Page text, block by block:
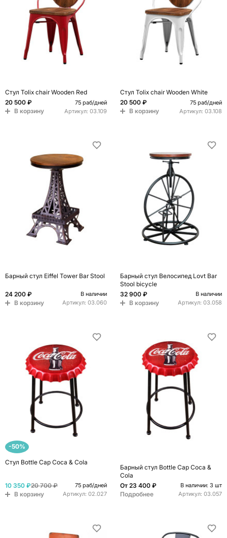
Стул Tolix chair Wooden Red
20 500 ₽
75 раб/дней
В корзину Артикул: 03.109
Стул Tolix chair Wooden White
20 500 ₽
75 раб/дней
В корзину Артикул: 03.108
Барный стул Eiffel Tower Bar Stool
24 200 ₽ В наличии
В корзину Артикул: 03.060
Барный стул Велосипед Lovt Bar
Stool bicycle
32 900 ₽
В наличии
В корзину Артикул: 03.058
-50%
Стул Bottle Cap Coca & Cola
10 350 ₽20 700 ₽ 75 раб/дней
В корзину Артикул: 02.027
Барный стул Bottle Cap Coca &
Cola
От 23 400 ₽ В наличии: 3 шт
Подробнее Артикул: 03.057